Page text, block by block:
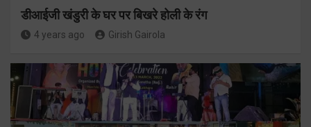
डीआईजी खंडुरी के घर पर बिखरे होली के रंग
4 years ago Girish Gairola